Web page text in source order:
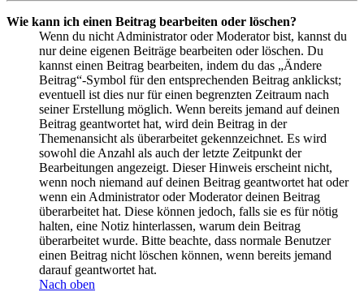
Wie kann ich einen Beitrag bearbeiten oder löschen?
Wenn du nicht Administrator oder Moderator bist, kannst du
nur deine eigenen Beiträge bearbeiten oder löschen. Du
kannst einen Beitrag bearbeiten, indem du das „Ändere
Beitrag“-Symbol für den entsprechenden Beitrag anklickst;
eventuell ist dies nur für einen begrenzten Zeitraum nach
seiner Erstellung möglich. Wenn bereits jemand auf deinen
Beitrag geantwortet hat, wird dein Beitrag in der
Themenansicht als überarbeitet gekennzeichnet. Es wird
sowohl die Anzahl als auch der letzte Zeitpunkt der
Bearbeitungen angezeigt. Dieser Hinweis erscheint nicht,
wenn noch niemand auf deinen Beitrag geantwortet hat oder
wenn ein Administrator oder Moderator deinen Beitrag
überarbeitet hat. Diese können jedoch, falls sie es für nötig
halten, eine Notiz hinterlassen, warum dein Beitrag
überarbeitet wurde. Bitte beachte, dass normale Benutzer
einen Beitrag nicht löschen können, wenn bereits jemand
darauf geantwortet hat.
Nach oben